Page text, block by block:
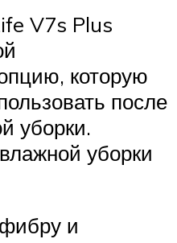
V7s Plus
которую
после
уборки.
уборки
и